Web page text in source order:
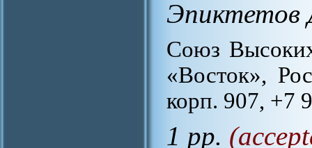
Эпиктетов
Союз
«Восток»,
корп. 907, +7
1 pp.